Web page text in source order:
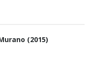
(2015)